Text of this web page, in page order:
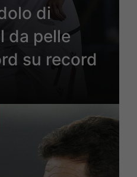
di
da pelle
su record